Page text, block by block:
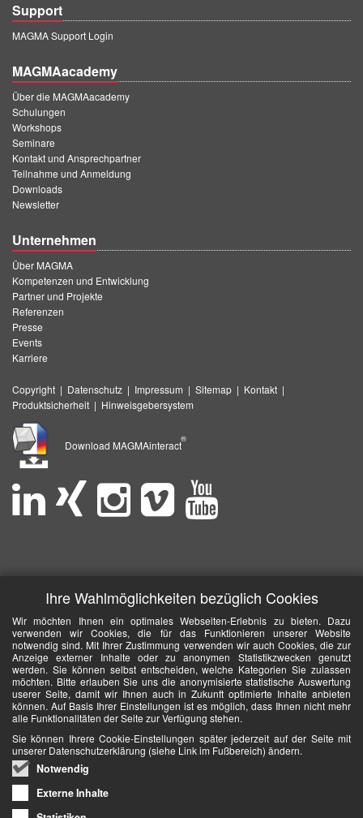
Support
MAGMA Support Login
MAGMAacademy
Über die MAGMAacademy
Schulungen
Workshops
Seminare
Kontakt und Ansprechpartner
Teilnahme und Anmeldung
Downloads
Newsletter
Unternehmen
Über MAGMA
Kompetenzen und Entwicklung
Partner und Projekte
Referenzen
Presse
Events
Karriere
Copyright | Datenschutz | Impressum | Sitemap | Kontakt |
Produktsicherheit | Hinweisgebersystem
Download MAGMAinteract
®
Ihre Wahlmöglichkeiten bezüglich Cookies
Wir möchten Ihnen ein optimales Webseiten-Erlebnis zu bieten. Dazu
verwenden wir Cookies, die für das Funktionieren unserer Website
notwendig sind. Mit Ihrer Zustimmung verwenden wir auch Cookies, die zur
Anzeige externer Inhalte oder zu anonymen Statistikzwecken genutzt
werden. Sie können selbst entscheiden, welche Kategorien Sie zulassen
möchten. Bitte erlauben Sie uns die anonymisierte statistische Auswertung
userer Seite, damit wir Ihnen auch in Zukunft optimierte Inhalte anbieten
können. Auf Basis Ihrer Einstellungen ist es möglich, dass Ihnen nicht mehr
alle Funktionalitäten der Seite zur Verfügung stehen.
Sie können Ihrere Cookie-Einstellungen später jederzeit auf der Seite mit
unserer Datenschutzerklärung (siehe Link im Fußbereich) ändern.
Notwendig
Externe Inhalte